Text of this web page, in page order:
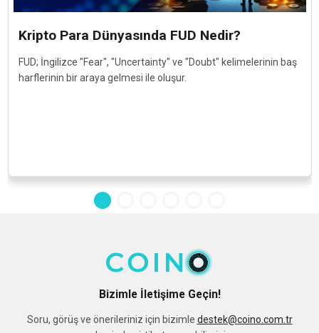
Kripto Para Dünyasında FUD Nedir?
FUD; İngilizce "Fear", "Uncertainty" ve "Doubt" kelimelerinin baş
harflerinin bir araya gelmesi ile oluşur.
Bizimle İletişime Geçin!
Soru, görüş ve önerileriniz için bizimle destek@coino.com.tr